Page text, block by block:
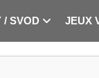
/ SVOD JEUX